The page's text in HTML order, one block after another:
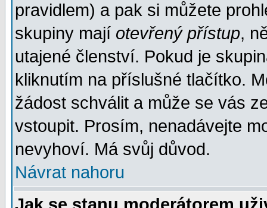
pravidlem) a pak si můžete
skupiny mají otevřený přístup,
utajené členství. Pokud je
kliknutím na příslušné tlačítko.
žádost schválit a může se vás
vstoupit. Prosím, nenadávejte
nevyhoví. Má svůj důvod.
Návrat nahoru